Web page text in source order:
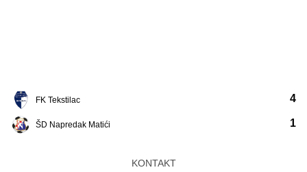
FK Tekstilac
ŠD Napredak Matići
4
1
KONTAKT